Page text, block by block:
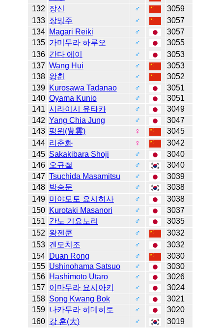
132 장신 ♂
3059
133 장밍주 ♂
3057
134 Magari Reiki ♂
3057
135 가미무라 하루오 ♂
3055
136 간다 에이 ♂
3053
137 Wang Hui ♂
3053
138 왕췬 ♂
3052
139 Kurosawa Tadanao ♂
3051
140 Oyama Kunio ♂
3051
141 시라이시 유타카 ♂
3049
142 Yang Chia Jung ♂
3047
143 펑윈(豊雲) ♀
3045
144 리춘화 ♀
3042
145 Sakakibara Shoji ♂
3040
146 오규철 ♂
3040
147 Tsuchida Masamitsu ♂
3039
148 박승문 ♂
3038
149 미야모토 요시히사 ♂
3038
150 Kurotaki Masanori ♂
3037
151 간노 기요노리 ♂
3035
152 왕젠쿤 ♂
3032
153 겐모치조 ♂
3032
154 Duan Rong ♂
3030
155 Ushinohama Satsuo ♂
3030
156 Hashimoto Utaro ♂
3026
157 이마무라 요시아키 ♂
3024
158 Song Kwang Bok ♂
3021
159 나카무라 히데히토 ♂
3020
160 강 훈(大) ♂
3019